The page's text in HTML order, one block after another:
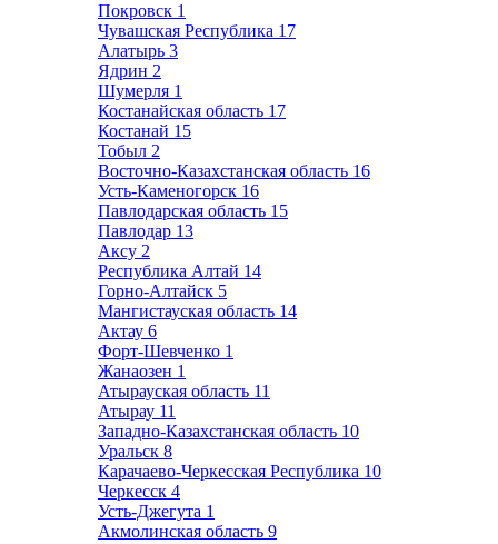
Покровск 1
Чувашская Республика 17
Алатырь 3
Ядрин 2
Шумерля 1
Костанайская область 17
Костанай 15
Тобыл 2
Восточно-Казахстанская область 16
Усть-Каменогорск 16
Павлодарская область 15
Павлодар 13
Аксу 2
Республика Алтай 14
Горно-Алтайск 5
Мангистауская область 14
Актау 6
Форт-Шевченко 1
Жанаозен 1
Атырауская область 11
Атырау 11
Западно-Казахстанская область 10
Уральск 8
Карачаево-Черкесская Республика 10
Черкесск 4
Усть-Джегута 1
Акмолинская область 9